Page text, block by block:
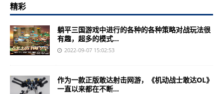
精彩
躺平三国游戏中进行的各种的各种策略对战玩法很
有趣，超多的模式...
2022-09-07 15:02:53
作为一款正版敢达射击网游，《机动战士敢达OL》
一直以来都在不断...